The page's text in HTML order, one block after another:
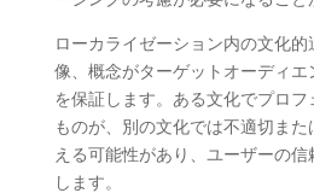
ローカライゼーション内の文化
像、概念がターゲットオーディエ
を保証します。ある文化でプロフ
ものが、別の文化では不適切また
える可能性があり、ユーザーの
します。